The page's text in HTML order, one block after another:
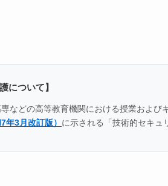
について】
などの高等教育機関における授業およ
3月改訂版） に示される「技術的セキュ